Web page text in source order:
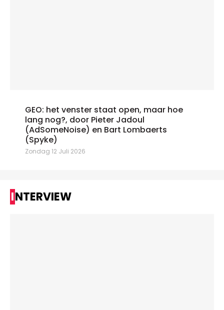
GEO: het venster staat open, maar hoe
lang nog?, door Pieter Jadoul
(AdSomeNoise) en Bart Lombaerts
(Spyke)
Zondag 12 Juli 2026
INTERVIEW